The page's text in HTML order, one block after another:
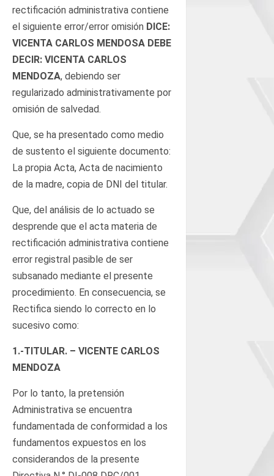
rectificación administrativa contiene
el siguiente error/error omisión DICE:
VICENTA CARLOS MENDOSA DEBE
DECIR: VICENTA CARLOS
MENDOZA, debiendo ser
regularizado administrativamente por
omisión de salvedad.
Que, se ha presentado como medio
de sustento el siguiente documento:
La propia Acta, Acta de nacimiento
de la madre, copia de DNI del titular.
Que, del análisis de lo actuado se
desprende que el acta materia de
rectificación administrativa contiene
error registral pasible de ser
subsanado mediante el presente
procedimiento. En consecuencia, se
Rectifica siendo lo correcto en lo
sucesivo como:
1.-TITULAR. – VICENTE CARLOS
MENDOZA
Por lo tanto, la pretensión
Administrativa se encuentra
fundamentada de conformidad a los
fundamentos expuestos en los
considerandos de la presente